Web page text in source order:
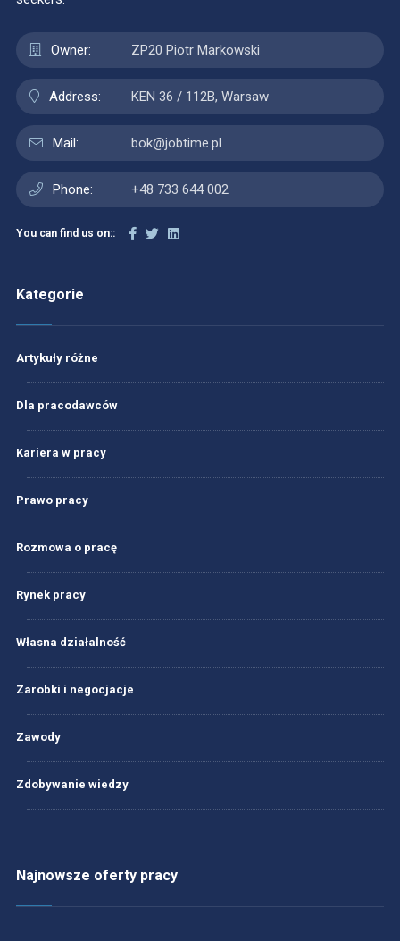
Owner: ZP20 Piotr Markowski
Address: KEN 36 / 112B, Warsaw
Mail: bok@jobtime.pl
Phone: +48 733 644 002
You can find us on::
Kategorie
Artykuły różne
Dla pracodawców
Kariera w pracy
Prawo pracy
Rozmowa o pracę
Rynek pracy
Własna działalność
Zarobki i negocjacje
Zawody
Zdobywanie wiedzy
Najnowsze oferty pracy